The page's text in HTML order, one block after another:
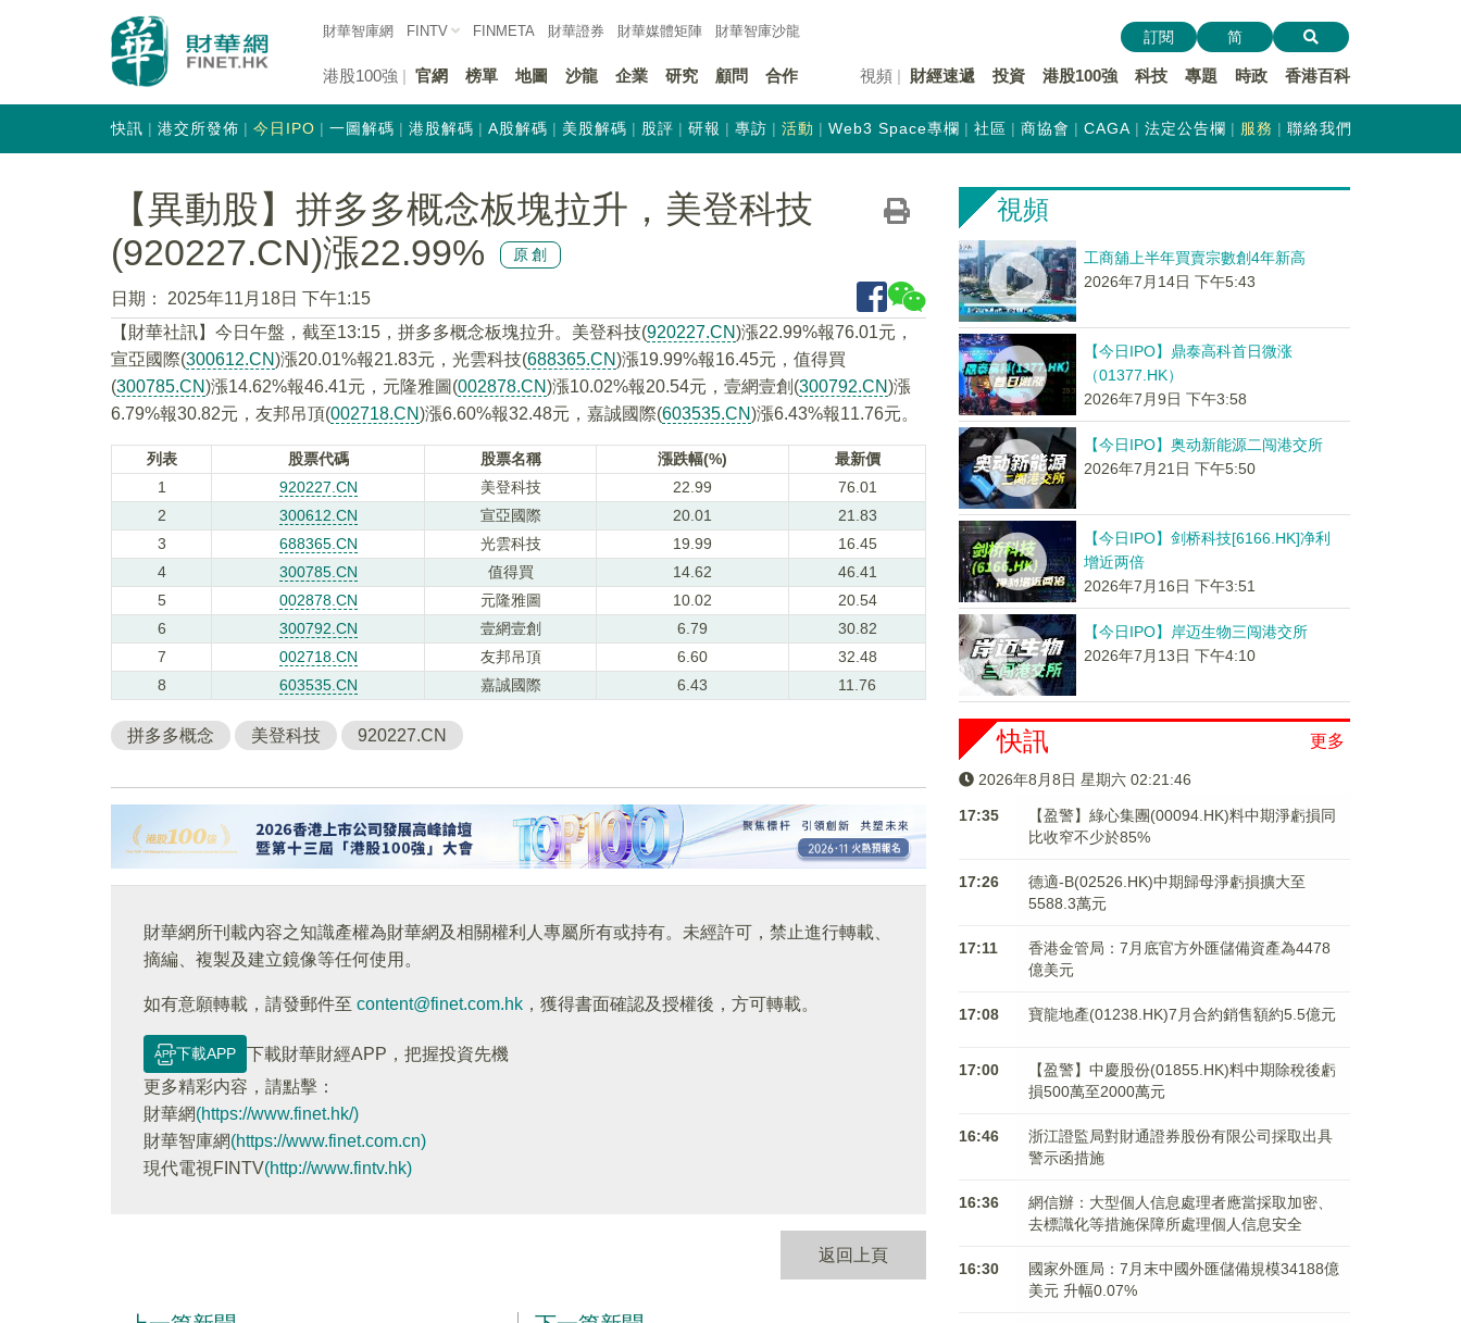
財華智庫網 FINTV FINMETA 財華證券 財華媒體矩陣 財華智庫沙龍
港股100強 官網 榜單 地圖 沙龍 企業 研究 顧問 合作 視頻 財經速遞 投資 港股100強 科技 專題 時政 香港百科
訂閱 简
快訊 港交所發佈 今日IPO 一圖解碼 港股解碼 A股解碼 美股解碼 股評 研報 專訪 活動 Web3 Space專欄 社區 商協會 CAGA 法定公告欄 服務 聯絡我們
【異動股】拼多多概念板塊拉升，美登科技
(920227.CN)漲22.99%
原創
日期：
2025年11月18日 下午1:15
【財華社訊】今日午盤，截至13:15，拼多多概念板塊拉升。美登科技(920227.CN)漲22.99%報76.01元，
宣亞國際(300612.CN)漲20.01%報21.83元，光雲科技(688365.CN)漲19.99%報16.45元，值得買
(300785.CN)漲14.62%報46.41元，元隆雅圖(002878.CN)漲10.02%報20.54元，壹網壹創(300792.CN)漲
6.79%報30.82元，友邦吊頂(002718.CN)漲6.60%報32.48元，嘉誠國際(603535.CN)漲6.43%報11.76元。
列表 股票代碼 股票名稱 漲跌幅(%)
最新價
1
920227.CN 美登科技 22.99
76.01
2
300612.CN 宣亞國際 20.01
21.83
3
688365.CN 光雲科技 19.99
16.45
4
300785.CN 值得買 14.62
46.41
5
002878.CN 元隆雅圖 10.02
20.54
6
300792.CN 壹網壹創 6.79
30.82
7
002718.CN 友邦吊頂 6.60
32.48
8
603535.CN 嘉誠國際 6.43 11.76
拼多多概念 美登科技 920227.CN
財華網所刊載內容之知識產權為財華網及相關權利人專屬所有或持有。未經許可，禁止進行轉載、
摘編、複製及建立鏡像等任何使用。
如有意願轉載，請發郵件至 content@finet.com.hk ，獲得書面確認及授權後，方可轉載。
下載APP
下載財華財經APP，把握投資先機
更多精彩内容，請點擊：
財華網(https://www.finet.hk/)
財華智庫網(https://www.finet.com.cn)
現代電視FINTV(http://www.fintv.hk)
返回上頁
視頻
工商舖上半年買賣宗數創4年新高
2026年7月14日 下午5:43
【今日IPO】鼎泰高科首日微涨
（01377.HK）
2026年7月9日 下午3:58
【今日IPO】奥动新能源二闯港交所
2026年7月21日 下午5:50
【今日IPO】剑桥科技[6166.HK]净利
增近两倍
2026年7月16日 下午3:51
【今日IPO】岸迈生物三闯港交所
2026年7月13日 下午4:10
更多
快訊
2026年8月8日 星期六 02:21:46
17:35
【盈警】綠心集團(00094.HK)料中期淨虧損同
比收窄不少於85%
17:26
德適-B(02526.HK)中期歸母淨虧損擴大至
5588.3萬元
17:11
香港金管局：7月底官方外匯儲備資產為4478
億美元
17:08 寶龍地產(01238.HK)7月合約銷售額約5.5億元
17:00
【盈警】中慶股份(01855.HK)料中期除稅後虧
損500萬至2000萬元
16:46
浙江證監局對財通證券股份有限公司採取出具
警示函措施
16:36
網信辦：大型個人信息處理者應當採取加密、
去標識化等措施保障所處理個人信息安全
16:30
國家外匯局：7月末中國外匯儲備規模34188億
美元 升幅0.07%